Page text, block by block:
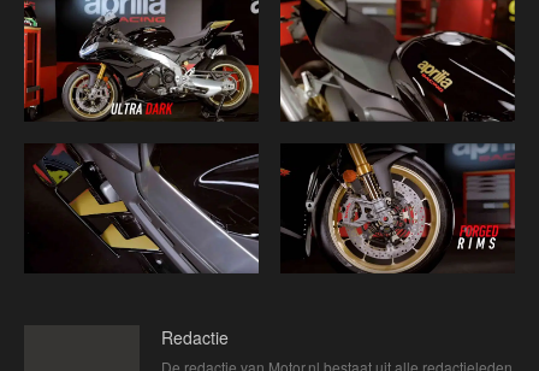
Redactie